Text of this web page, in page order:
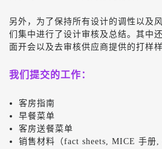
另外，为了保持所有设计的调性以及
们集中进行了设计审核及总结。其中
面开会以及去审核供应商提供的打样样
我们提交的工作：
客房指南
早餐菜单
客房送餐菜单
销售材料（fact sheets, MICE 手册,